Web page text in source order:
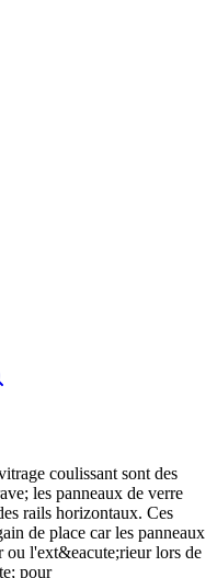
coulissant sont des
les panneaux de verre
rails horizontaux. Ces
de place car les panneaux
ou l'ext&eacute;rieur lors de
pour